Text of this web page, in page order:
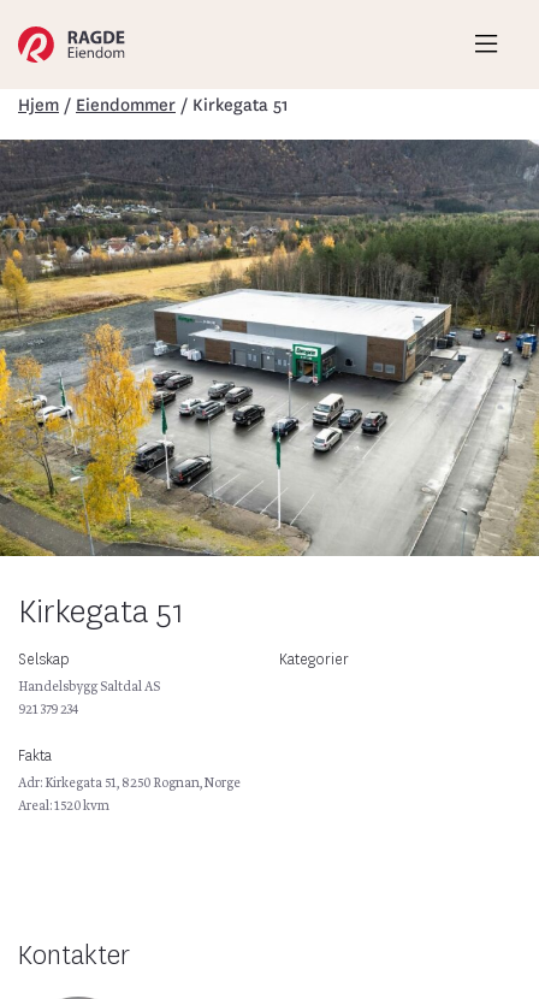
Hjem / Eiendommer / Kirkegata 51
Kirkegata 51
Selskap
Handelsbygg Saltdal AS
921 379 234
Kategorier
Fakta
Adr: Kirkegata 51, 8250 Rognan, Norge
Areal: 1520 kvm
Kontakter